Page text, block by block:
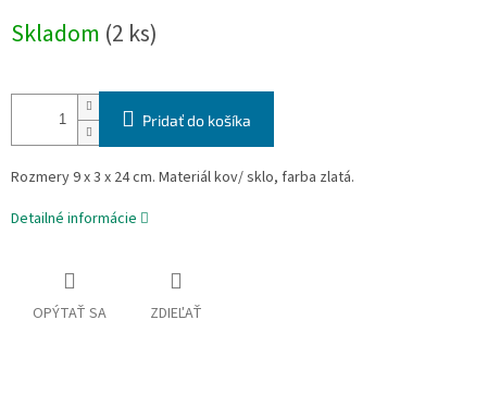
cena:
Skladom (2 ks)
Pridať do košíka
Rozmery 9 x 3 x 24 cm. Materiál kov/ sklo, farba zlatá.
Detailné informácie
OPÝTAŤ SA ZDIEĽAŤ